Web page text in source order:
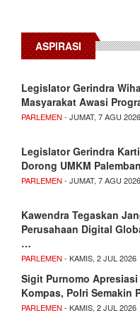
ASPIRASI
Legislator Gerindra
Masyarakat Awasi
PARLEMEN - JUMAT, 7 AGU 2026
Legislator Gerindra
Dorong UMKM
PARLEMEN - JUMAT, 7 AGU 2026
Kawendra Tegaskan
Perusahaan Digital
…
PARLEMEN - KAMIS, 2 JUL 2026
Sigit Purnomo
Kompas, Polri Semakin
PARLEMEN - KAMIS, 2 JUL 2026